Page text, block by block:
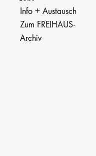
Info + Austausch
Zum FREIHAUS-
Archiv